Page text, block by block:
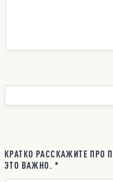
КРАТКО РАССКАЖИТЕ ПРО
ЭТО ВАЖНО. *